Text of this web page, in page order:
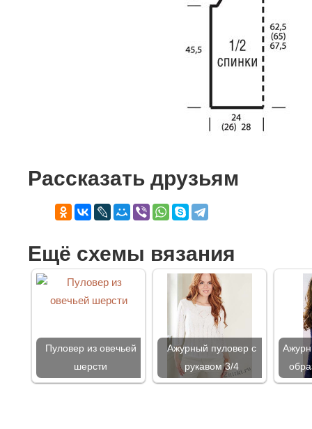
Рассказать друзьям
Ещё схемы вязания
Пуловер из овечьей
шерсти
Ажурный пуловер с
рукавом 3/4